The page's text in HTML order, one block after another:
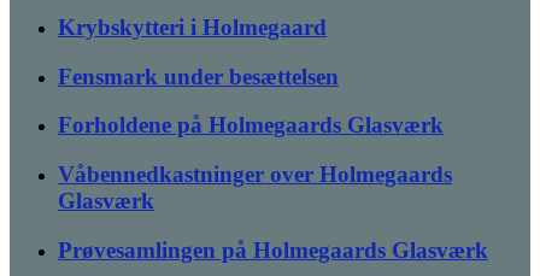
Krybskytteri i Holmegaard
Fensmark under besættelsen
Forholdene på Holmegaards Glasværk
Våbennedkastninger over Holmegaards
Glasværk
Prøvesamlingen på Holmegaards Glasværk